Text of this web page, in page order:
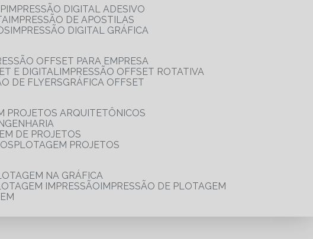
IMPRESSÃO DIGITAL ADESIVO
IMPRESSÃO DE APOSTILAS
IMPRESSÃO DIGITAL GRÁFICA
OFFSET PARA EMPRESA
E DIGITAL IMPRESSÃO OFFSET ROTATIVA
DE FLYERS
GRÁFICA OFFSET
PROJETOS ARQUITETÔNICOS
DE PROJETOS
PLOTAGEM PROJETOS
NA GRÁFICA
IMPRESSÃO IMPRESSÃO DE PLOTAGEM